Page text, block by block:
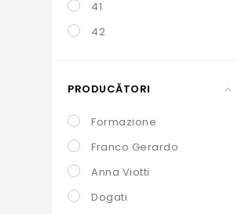
41
42
PRODUCĂTORI
Formazione
Franco Gerardo
Anna Viotti
Dogati